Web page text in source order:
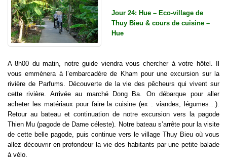
Jour 24: Hue – Eco-village de
Thuy Bieu & cours de cuisine –
Hue
A 8h00 du matin, notre guide viendra vous chercher à votre hôtel. Il
vous emmènera à l’embarcadère de Kham pour une excursion sur la
rivière de Parfums. Découverte de la vie des pêcheurs qui vivent sur
cette rivière. Arrivée au marché Dong Ba. On débarque pour aller
acheter les matériaux pour faire la cuisine (ex : viandes, légumes…).
Retour au bateau et continuation de notre excursion vers la pagode
Thien Mu (pagode de Dame céleste). Notre bateau s’arrête pour la visite
de cette belle pagode, puis continue vers le village Thuy Bieu où vous
allez découvrir en profondeur la vie des habitants par une petite balade
à vélo.